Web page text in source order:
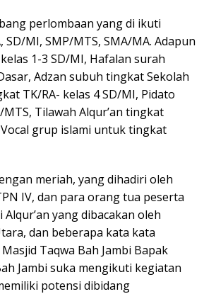
perlombaan yang di ikuti
MI, SMP/MTS, SMA/MA. Adapun
1-3 SD/MI, Hafalan surah
Adzan subuh tingkat Sekolah
TK/RA- kelas 4 SD/MI, Pidato
Tilawah Alqur’an tingkat
grup islami untuk tingkat
meriah, yang dihadiri oleh
IV, dan para orang tua peserta
yang dibacakan oleh
dan beberapa kata kata
Taqwa Bah Jambi Bapak
Jambi suka mengikuti kegiatan
potensi dibidang